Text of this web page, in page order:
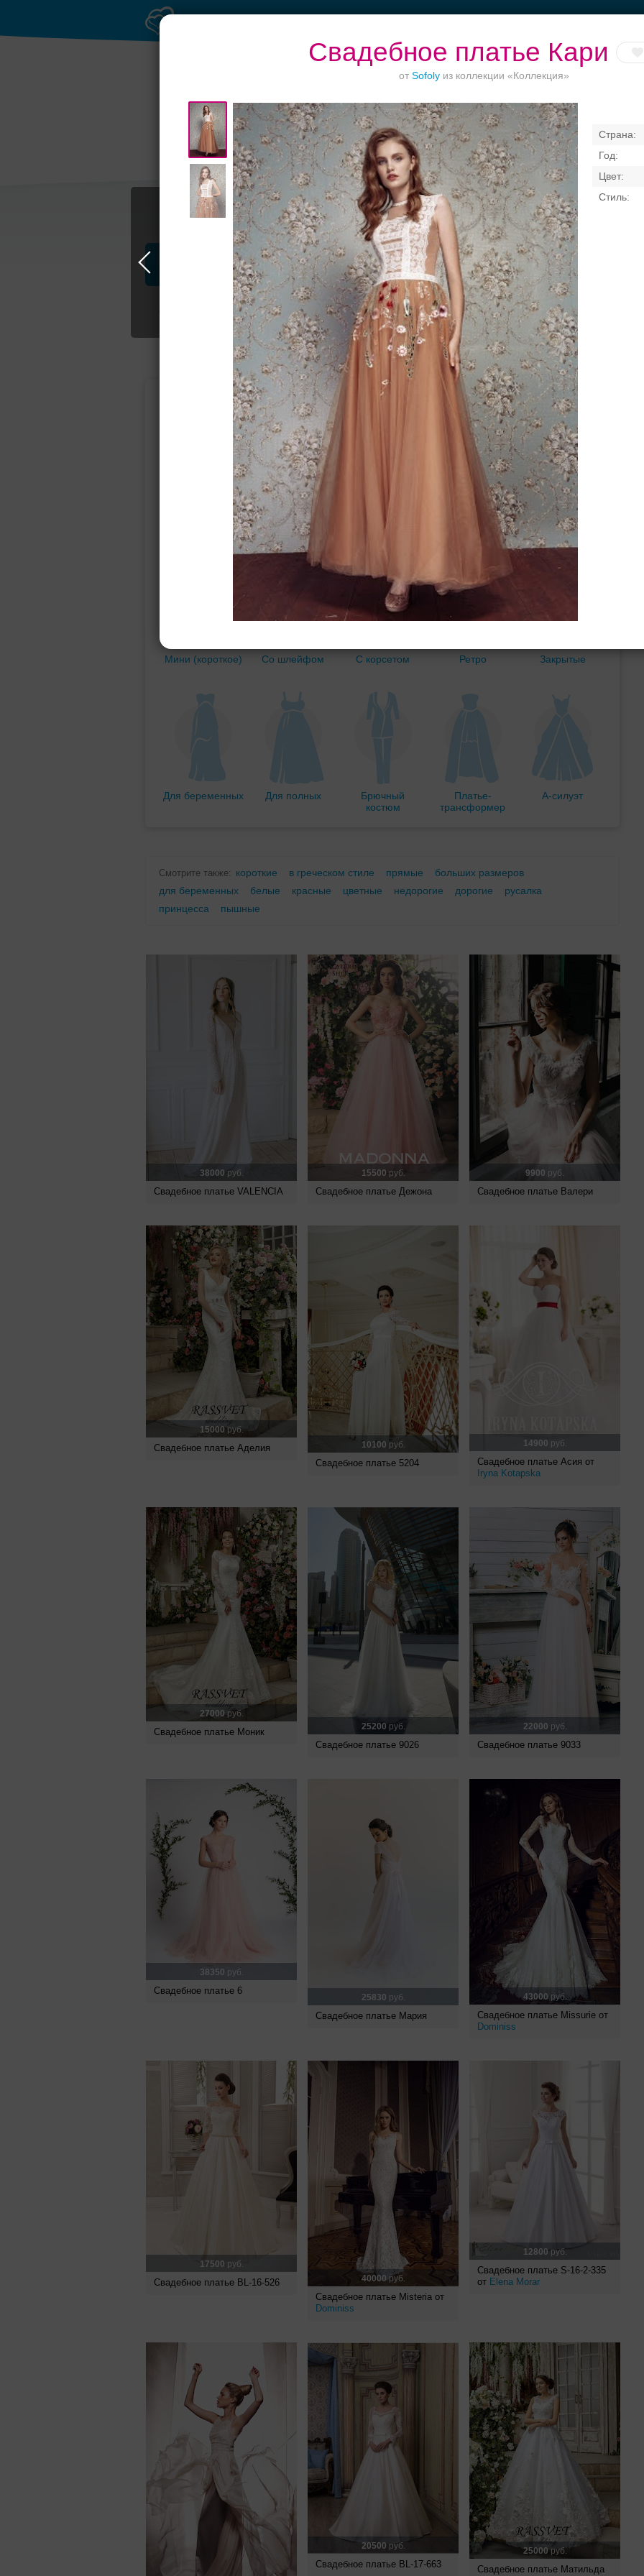
Свадебное платье Кари
от Sofolyиз коллекции «Коллекция»
Торжества за
городом
Банкет в отеле
Ваш безупречный
образ
Профессионалы и услуги Свадебные платья Банкет Транспорт
Свадебные платья
Подбор свадебного платья
По стилю
Прямое Русалка Принцесса Бальное
Мини (короткое) Со шлейфом С корсетом Ретро Закрытые
Для беременных Для полных
Брючный
костюм
Платье-
трансформер
А-силуэт
Смотрите также: короткие в греческом стиле прямые
больших размеров
для беременных
белые красные цветные недорогие дорогие
русалка
принцесса
пышные
38000 руб.
Свадебное платье VALENCIA
15500 руб.
Свадебное платье Дежона
9900 руб.
Свадебное платье Валери
15000руб.
Свадебное платье Аделия 10100 руб.
Свадебное платье 5204
14900 руб.
Свадебное платье Асия от
Iryna Kotapska
27000 руб.
Свадебное платье Моник 25200 руб.
Свадебное платье 9026
22000 руб.
Свадебное платье 9033
38350 руб.
Свадебное платье 6
25830 руб.
Свадебное платье Мария
43000руб.
Свадебное платье Missurie от
Dominiss
17500 руб.
Свадебное платье BL-16-526 40000руб.
Свадебное платье Misteria от
Dominiss
12800 руб.
Свадебное платье S-16-2-335
от Elena Morar
20500 руб.
Свадебное платье BL-17-663
25000руб.
Свадебное платье Матильда